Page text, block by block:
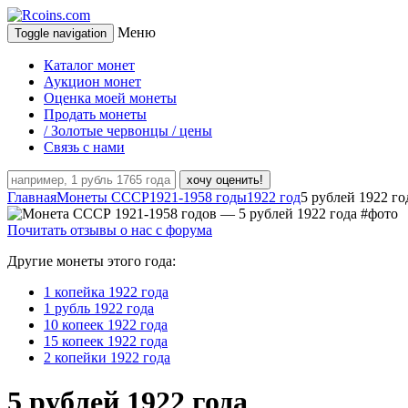
Toggle navigation Меню
Каталог монет
Аукцион монет
Оценка моей монеты
Продать монеты
/ Золотые червонцы / цены
Связь с нами
хочу оценить!
ГлавнаяМонеты СССР1921-1958 годы1922 год5 рублей 1922
Почитать отзывы о нас с форума
Другие монеты этого года:
1 копейка 1922 года
1 рубль 1922 года
10 копеек 1922 года
15 копеек 1922 года
2 копейки 1922 года